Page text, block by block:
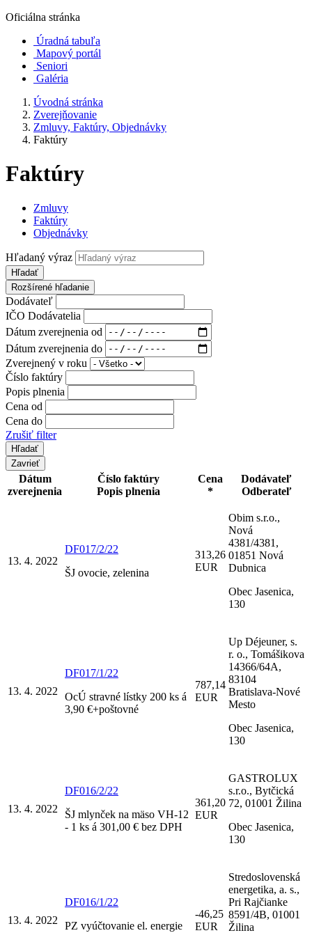
Oficiálna stránka
Úradná tabuľa
Mapový portál
Seniori
Galéria
Úvodná stránka
Zverejňovanie
Zmluvy, Faktúry, Objednávky
Faktúry
Faktúry
Zmluvy
Faktúry
Objednávky
Hľadaný výraz
Hľadať
Rozšírené hľadanie
Dodávateľ
IČO Dodávatelia
Dátum zverejnenia od
Dátum zverejnenia do
Zverejnený v roku
Číslo faktúry
Popis plnenia
Cena od
Cena do
Zrušiť filter
Zavrieť
Dátum
zverejnenia
Číslo faktúry
Popis plnenia
Cena
*
Dodávateľ
Odberateľ
13. 4. 2022
DF017/2/22
ŠJ ovocie, zelenina
313,26
EUR
Obim s.r.o.,
Nová
4381/4381,
01851 Nová
Dubnica
Obec Jasenica,
130
13. 4. 2022
DF017/1/22
OcÚ stravné lístky 200 ks á
3,90 €+poštovné
787,14
EUR
Up Déjeuner, s.
r. o., Tomášikova
14366/64A,
83104
Bratislava-Nové
Mesto
Obec Jasenica,
130
13. 4. 2022
DF016/2/22
ŠJ mlynček na mäso VH-12
- 1 ks á 301,00 € bez DPH
361,20
EUR
GASTROLUX
s.r.o., Bytčická
72, 01001 Žilina
Obec Jasenica,
130
13. 4. 2022
DF016/1/22
PZ vyúčtovanie el. energie
-46,25
EUR
Stredoslovenská
energetika, a. s.,
Pri Rajčianke
8591/4B, 01001
Žilina